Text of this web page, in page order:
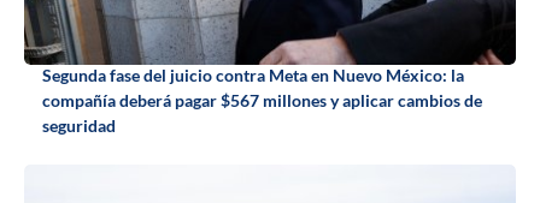
Segunda fase del juicio contra Meta en Nuevo México: la
compañía deberá pagar $567 millones y aplicar cambios de
seguridad